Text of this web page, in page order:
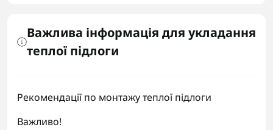
Важлива інформація для укладання
теплої підлоги
Рекомендації по монтажу теплої підлоги
Важливо!